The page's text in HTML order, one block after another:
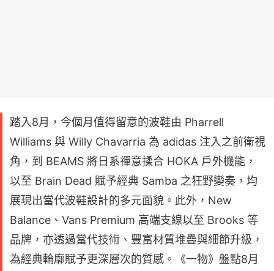
踏入8月，今個月值得留意的波鞋由 Pharrell
Williams 與 Willy Chavarria 為 adidas 注入之前衛視
角，到 BEAMS 將日系禪意揉合 HOKA 戶外機能，
以至 Brain Dead 賦予經典 Samba 之狂野變奏，均
展現出當代波鞋設計的多元面貌。此外，New
Balance、Vans Premium 高端支線以至 Brooks 等
品牌，亦透過當代技術、豐富材質堆疊與細節升級，
為經典輪廓賦予更深層次的質感。《一物》盤點8月